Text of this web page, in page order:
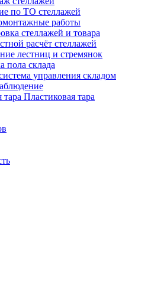
по ТО стеллажей
работы
стеллажей и товара
расчёт стеллажей
лестниц и стремянок
пола склада
управления складом
Пластиковая тара